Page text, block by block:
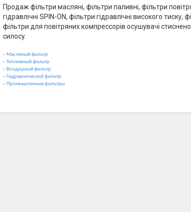
Продаж фільтри масляні, фільтри паливні, фільтри
гідравлічні SPIN-ON, фільтри гідравлічні високого
фільтри для повітряних компрессорів осушувачі
силосу.
- Масляный фильтр
- Топливный фильтр
- Воздушный фильтр
- Гидравлический фильтр
- Промышленные фильтры